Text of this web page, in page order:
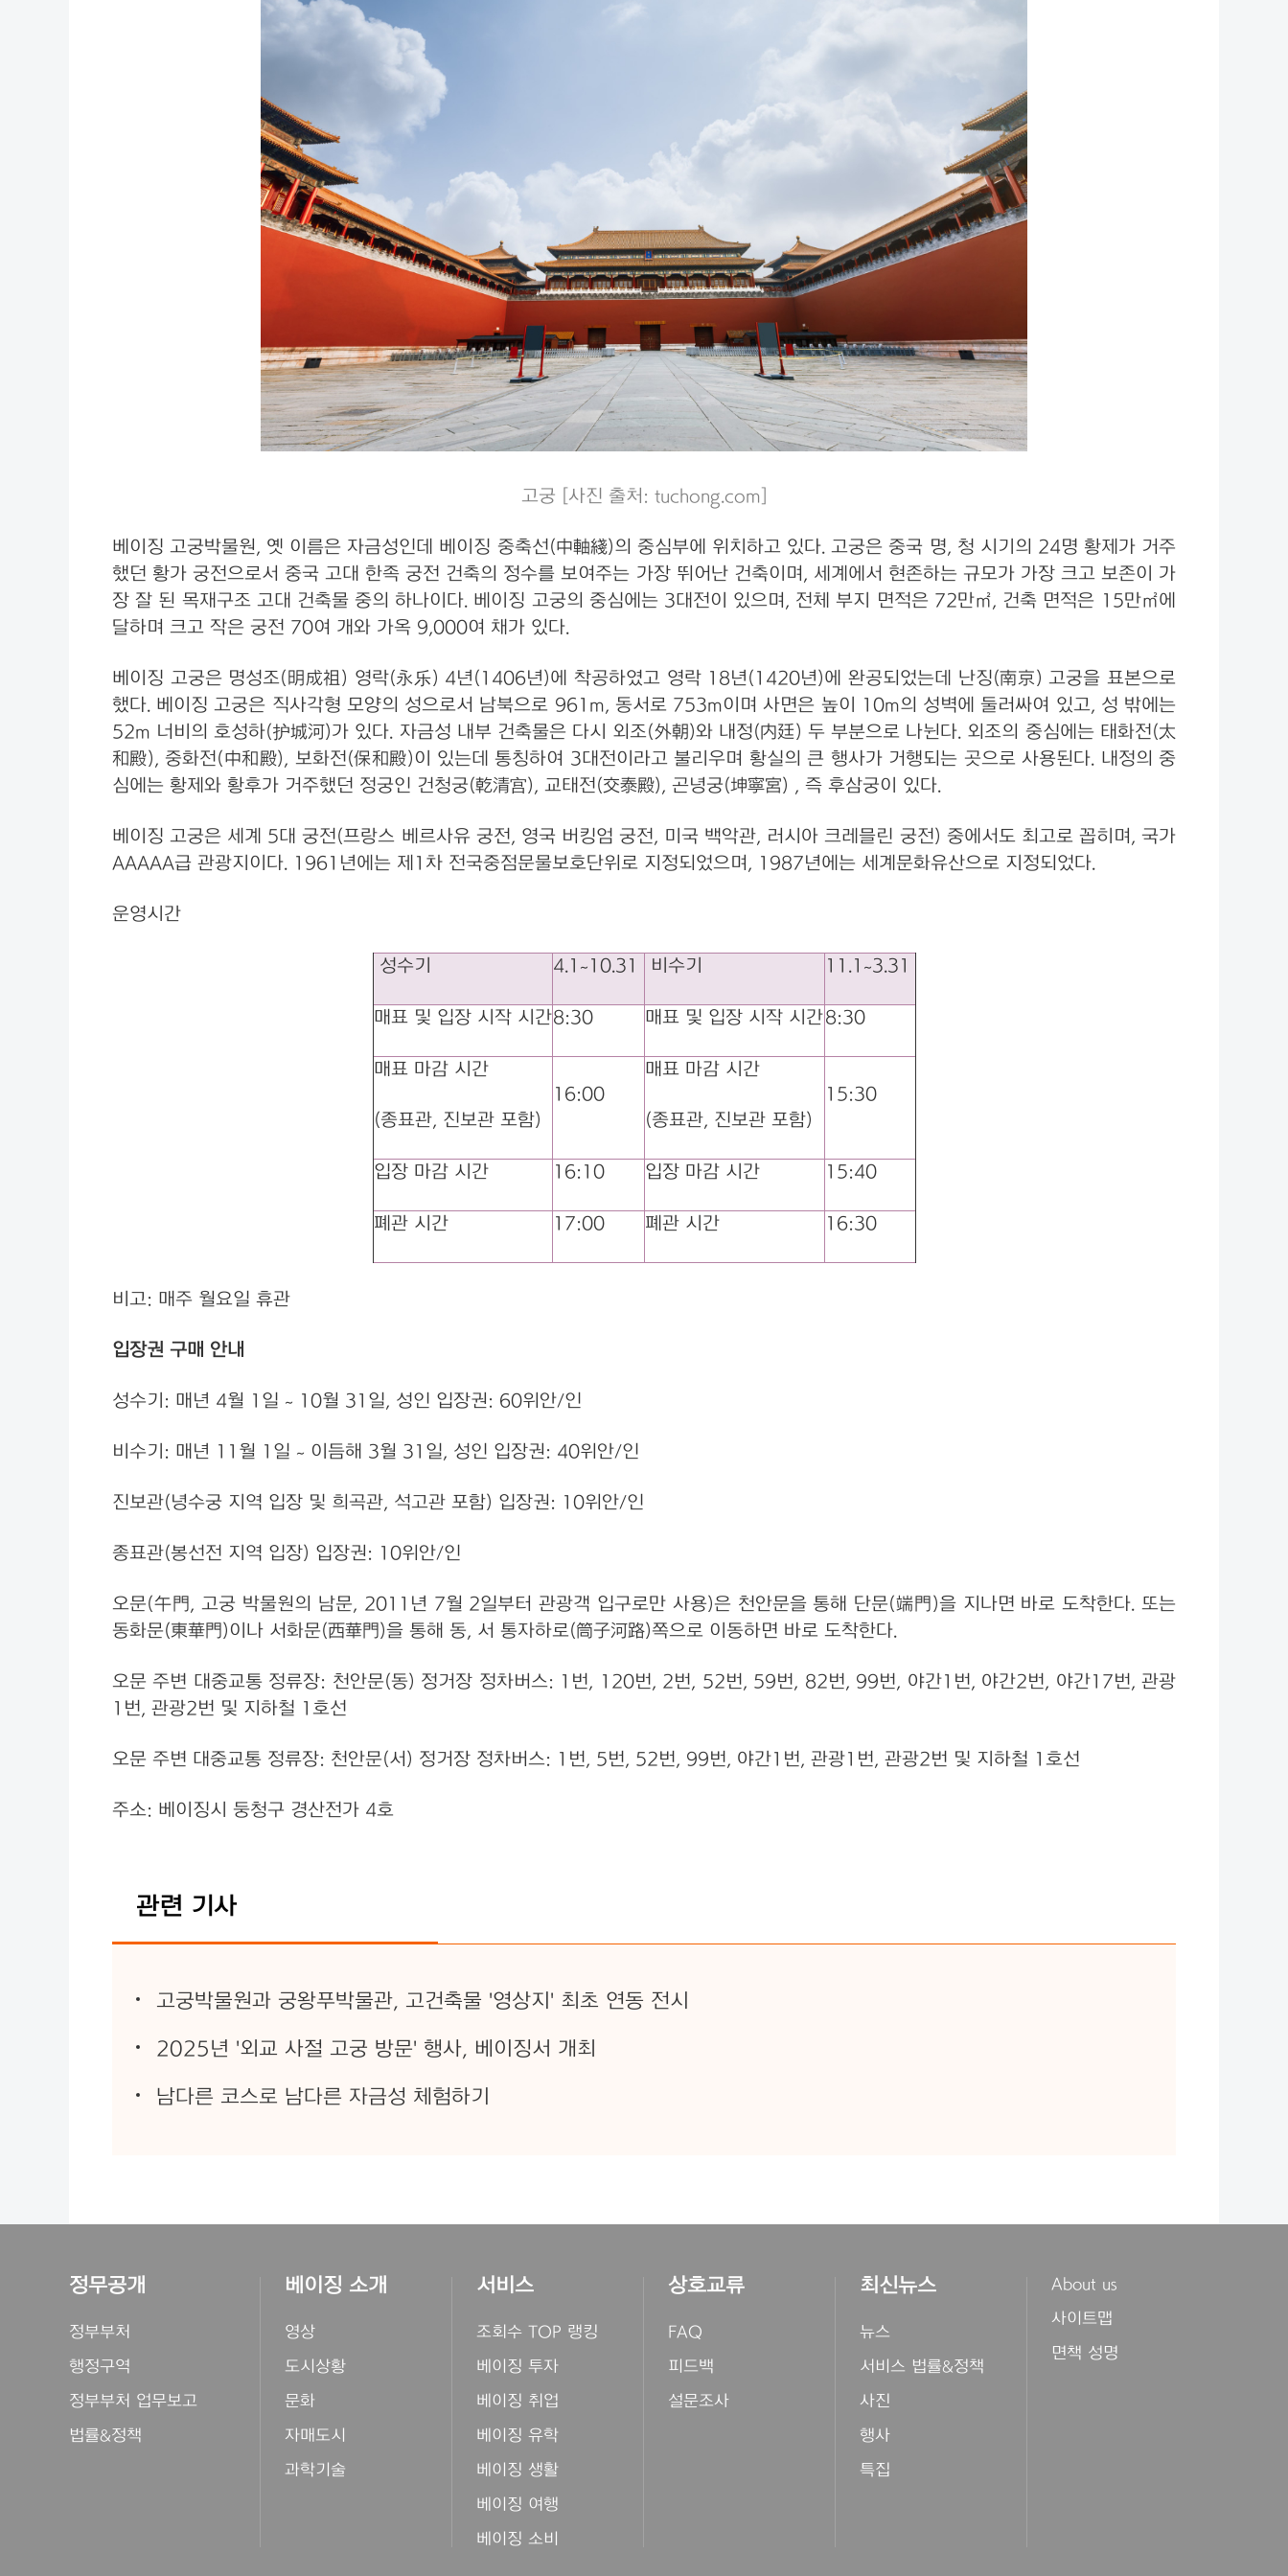
고궁 [사진 출처: tuchong.com]
베이징 고궁박물원, 옛 이름은 자금성인데 베이징 중축선(中軸綫)의 중심부에 위치하고 있다. 고궁은 중국 명, 청 시기의 24명 황제가 거주
했던 황가 궁전으로서 중국 고대 한족 궁전 건축의 정수를 보여주는 가장 뛰어난 건축이며, 세계에서 현존하는 규모가 가장 크고 보존이 가
장 잘 된 목재구조 고대 건축물 중의 하나이다. 베이징 고궁의 중심에는 3대전이 있으며, 전체 부지 면적은 72만㎡, 건축 면적은 15만㎡에
달하며 크고 작은 궁전 70여 개와 가옥 9,000여 채가 있다.
베이징 고궁은 명성조(明成祖) 영락(永乐) 4년(1406년)에 착공하였고 영락 18년(1420년)에 완공되었는데 난징(南京) 고궁을 표본으로
했다. 베이징 고궁은 직사각형 모양의 성으로서 남북으로 961m, 동서로 753m이며 사면은 높이 10m의 성벽에 둘러싸여 있고, 성 밖에는
52m 너비의 호성하(护城河)가 있다. 자금성 내부 건축물은 다시 외조(外朝)와 내정(内廷) 두 부분으로 나뉜다. 외조의 중심에는 태화전(太
和殿), 중화전(中和殿), 보화전(保和殿)이 있는데 통칭하여 3대전이라고 불리우며 황실의 큰 행사가 거행되는 곳으로 사용된다. 내정의 중
심에는 황제와 황후가 거주했던 정궁인 건청궁(乾清宫), 교태전(交泰殿), 곤녕궁(坤寧宮) , 즉 후삼궁이 있다.
베이징 고궁은 세계 5대 궁전(프랑스 베르사유 궁전, 영국 버킹엄 궁전, 미국 백악관, 러시아 크레믈린 궁전) 중에서도 최고로 꼽히며, 국가
AAAAA급 관광지이다. 1961년에는 제1차 전국중점문물보호단위로 지정되었으며, 1987년에는 세계문화유산으로 지정되었다.
운영시간
성수기 4.1~10.31 비수기 11.1~3.31
매표 및 입장 시작 시간8:30 매표 및 입장 시작 시간8:30
매표 마감 시간
(종표관, 진보관 포함)
16:00
매표 마감 시간
(종표관, 진보관 포함)
15:30
입장 마감 시간 16:10 입장 마감 시간 15:40
폐관 시간 17:00 폐관 시간 16:30
비고: 매주 월요일 휴관
입장권 구매 안내
성수기: 매년 4월 1일 ~ 10월 31일, 성인 입장권: 60위안/인
비수기: 매년 11월 1일 ~ 이듬해 3월 31일, 성인 입장권: 40위안/인
진보관(녕수궁 지역 입장 및 희곡관, 석고관 포함) 입장권: 10위안/인
종표관(봉선전 지역 입장) 입장권: 10위안/인
오문(午門, 고궁 박물원의 남문, 2011년 7월 2일부터 관광객 입구로만 사용)은 천안문을 통해 단문(端門)을 지나면 바로 도착한다. 또는
동화문(東華門)이나 서화문(西華門)을 통해 동, 서 통자하로(筒子河路)쪽으로 이동하면 바로 도착한다.
오문 주변 대중교통 정류장: 천안문(동) 정거장 정차버스: 1번, 120번, 2번, 52번, 59번, 82번, 99번, 야간1번, 야간2번, 야간17번, 관광
1번, 관광2번 및 지하철 1호선
오문 주변 대중교통 정류장: 천안문(서) 정거장 정차버스: 1번, 5번, 52번, 99번, 야간1번, 관광1번, 관광2번 및 지하철 1호선
주소: 베이징시 둥청구 경산전가 4호
관련 기사
고궁박물원과 궁왕푸박물관, 고건축물 '영상지' 최초 연동 전시
2025년 '외교 사절 고궁 방문' 행사, 베이징서 개최
남다른 코스로 남다른 자금성 체험하기
정무공개
정부부처
행정구역
정부부처 업무보고
법률&정책
베이징 소개
영상
도시상황
문화
자매도시
과학기술
서비스
조회수 TOP 랭킹
베이징 투자
베이징 취업
베이징 유학
베이징 생활
베이징 여행
베이징 소비
상호교류
FAQ
피드백
설문조사
최신뉴스
뉴스
서비스 법률&정책
사진
행사
특집
About us
사이트맵
면책 성명